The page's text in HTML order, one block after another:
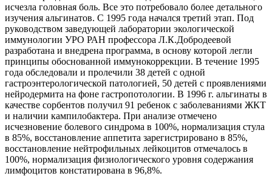
исчезла головная боль. Все это потребовало более детального
изучения альгинатов. С 1995 года начался третий этап. Под
руководством заведующей лаборатории экологической
иммунологии УРО РАН профессора Л.К.Добродеевой
разработана и внедрена программа, в основу которой легли
принципы обоснованной иммунокоррекции. В течение 1995
года обследовали и пролечили 38 детей с одной
гастроэнтерологической патологией, 50 детей с проявлениями
нейродермита на фоне гастропотологии. В 1996 г. альгинаты в
качестве сорбентов получил 91 ребенок с заболеваниями ЖКТ
и наличии кампилобактера. При анализе отмечено
исчезновение болевого синдрома в 100%, нормализация стула
в 85%, восстановление аппетита зарегистрировано в 85%,
восстановление нейтрофильных лейкоцитов отмечалось в
100%, нормализация физиологического уровня содержания
лимфоцитов констатирована в 96,8%.